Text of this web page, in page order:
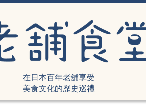
在日本百年老舖享受
美食文化的歷史巡禮